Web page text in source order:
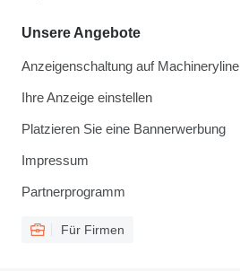
Unsere Angebote
Anzeigenschaltung auf Machineryline
Ihre Anzeige einstellen
Platzieren Sie eine Bannerwerbung
Impressum
Partnerprogramm
Für Firmen